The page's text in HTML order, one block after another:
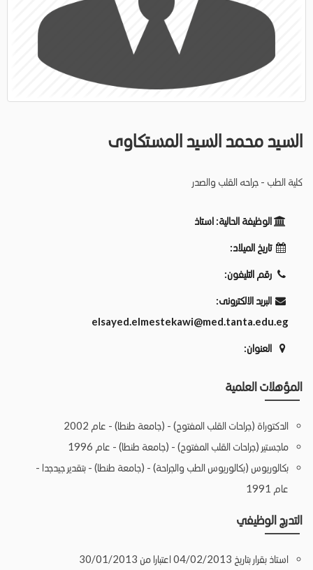
السيد محمد السيد المستكاوى
كلية الطب - جراحه القلب والصدر
الوظيفة الحالية: استاذ
تاريخ الميلاد:
رقم التليفون:
البريد الالكترونى:
elsayed.elmestekawi@med.tanta.edu.eg
العنوان:
المؤهلات العلمية
الدكتوراة (جراحات القلب المفتوح) - (جامعة طنطا) - عام 2002
ماجستير (جراحات القلب المفتوح) - (جامعة طنطا) - عام 1996
بكالوريوس (بكالوريوس الطب والجراحة) - (جامعة طنطا) - بتقدير جيدجدا -
عام 1991
التدرج الوظيفي
استاذ بقرار بتاريخ 04/02/2013 اعتبارا من 30/01/2013